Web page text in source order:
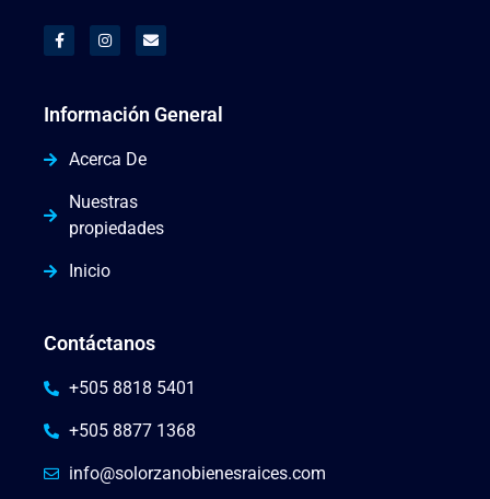
Información General
Acerca De
Nuestras
propiedades
Inicio
Contáctanos
+505 8818 5401
+505 8877 1368
info@solorzanobienesraices.com